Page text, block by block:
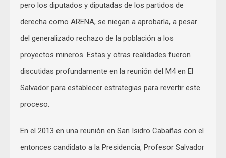
pero los diputados y diputadas de los partidos de
derecha como ARENA, se niegan a aprobarla, a pesar
del generalizado rechazo de la población a los
proyectos mineros. Estas y otras realidades fueron
discutidas profundamente en la reunión del M4 en El
Salvador para establecer estrategias para revertir este
proceso.
En el 2013 en una reunión en San Isidro Cabañas con el
entonces candidato a la Presidencia, Profesor Salvador